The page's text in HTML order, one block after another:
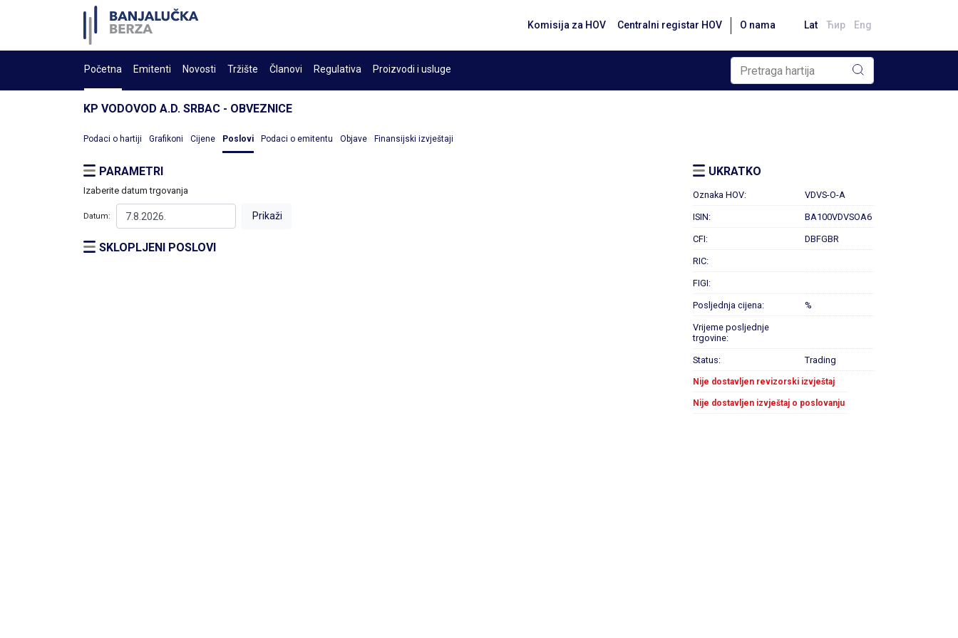
Komisija za HOV Centralni registar HOV O nama Lat Ћир Eng
Početna Emitenti Novosti Tržište Članovi Regulativa Proizvodi i usluge
KP VODOVOD A.D. SRBAC - OBVEZNICE
Podaci o hartiji Grafikoni Cijene Poslovi Podaci o emitentu Objave Finansijski izvještaji
PARAMETRI
Izaberite datum trgovanja
Datum:
SKLOPLJENI POSLOVI
UKRATKO
Oznaka HOV: VDVS-O-A
ISIN: BA100VDVSOA6
CFI: DBFGBR
RIC:
FIGI:
Posljednja cijena: %
Vrijeme posljednje
trgovine:
Status: Trading
Nije dostavljen revizorski izvještaj
Nije dostavljen izvještaj o poslovanju